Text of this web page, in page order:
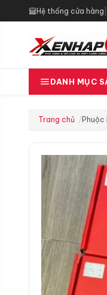
Hệ thống cửa hàng
DANH MỤC
Trang chủ